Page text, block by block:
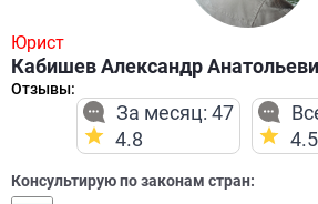
Юрист
Кабишев Александр
Отзывы:
За месяц: 47
4.8
4.5
Консультирую по законам стран: